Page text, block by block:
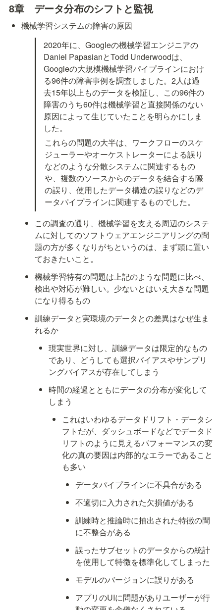
8章　データ分布のシフトと監視
機械学習システムの障害の原因
2020年に、Googleの機械学習エンジニアの
Daniel PapasianとTodd Underwoodは、
Googleの大規模機械学習パイプラインにおけ
る96件の障害事例を調査しました。2人は過
去15年以上ものデータを検証し、この96件の
障害のうち60件は機械学習と直接関係のない
原因によって生じていたことを明らかにしま
した。
これらの問題の大半は、ワークフローのスケ
ジューラーやオーケストレーターによる誤り
などのような分散システムに関連するもの
や、複数のソースからのデータを結合する際
の誤り、使用したデータ構造の誤りなどのデ
ータパイプラインに関連するものでした。
この調査の通り、機械学習を支える周辺のシステ
ムに対してのソフトウェアエンジニアリングの問
題の方が多くなりがちというのは、まず頭に置い
ておきたいこと。
機械学習特有の問題は上記のような問題に比べ、
検出や対応が難しい。少ないとはいえ大きな問題
になり得るもの
訓練データと実環境のデータとの差異はなぜ生ま
れるか
現実世界に対し、訓練データは限定的なもの
であり、どうしても選択バイアスやサンプリ
ングバイアスが存在してしまう
時間の経過とともにデータの分布が変化して
しまう
これはいわゆるデータドリフト・データシ
フトだが、ダッシュボードなどでデータド
リフトのように見えるパフォーマンスの変
化の真の要因は内部的なエラーであること
も多い
データパイプラインに不具合がある
不適切に入力された欠損値がある
訓練時と推論時に抽出された特徴の間
に不整合がある
誤ったサブセットのデータからの統計
を使用して特徴を標準化してしまった
モデルのバージョンに誤りがある
アプリのUIに問題がありユーザーが行